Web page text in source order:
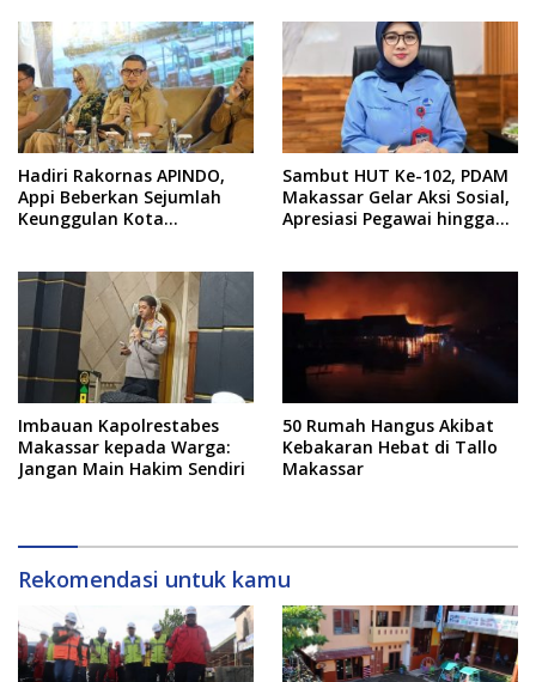
Hadiri Rakornas APINDO,
Appi Beberkan Sejumlah
Keunggulan Kota
Sambut HUT Ke-102, PDAM
Makassar Gelar Aksi Sosial,
Apresiasi Pegawai hingga
Imbauan Kapolrestabes
Makassar kepada Warga:
Jangan Main Hakim Sendiri
50 Rumah Hangus Akibat
Kebakaran Hebat di Tallo
Makassar
Rekomendasi untuk kamu